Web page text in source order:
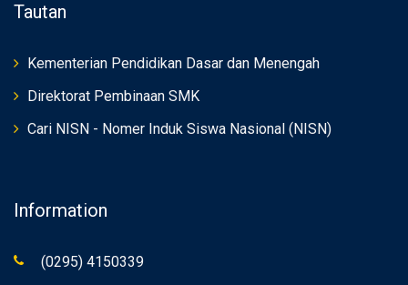
Tautan
Kementerian Pendidikan Dasar dan Menengah
Direktorat Pembinaan SMK
Cari NISN - Nomer Induk Siswa Nasional (NISN)
Information
(0295) 4150339